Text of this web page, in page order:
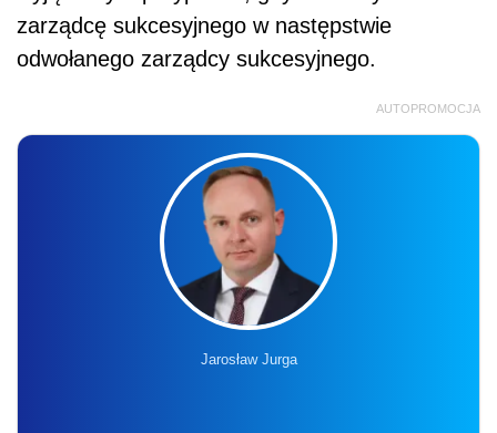
Jarosław Jurga
Nowa klasyfikacja budżetowa od 2027
roku – reforma finansów publicznych
26.08.2026 r., 9:00-13:00 online, na żywo + nagranie
Liczba miejsc ograniczona